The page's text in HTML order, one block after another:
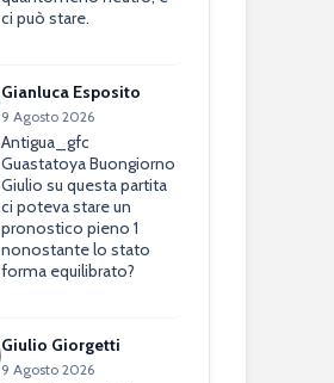
ci può stare.
Gianluca Esposito
9 Agosto 2026
Antigua_gfc
Guastatoya Buongiorno
Giulio su questa partita
ci poteva stare un
pronostico pieno 1
nonostante lo stato
forma equilibrato?
Giulio Giorgetti
9 Agosto 2026